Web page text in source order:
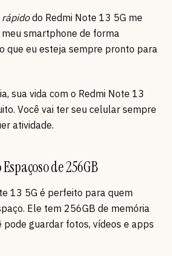
do Redmi Note 13 5G me
smartphone de forma
que eu esteja sempre pronto para
sua vida com o Redmi Note 13
Você vai ter seu celular sempre
atividade.
de 256GB
13 5G é perfeito para quem
Ele tem 256GB de memória
pode guardar fotos, vídeos e apps